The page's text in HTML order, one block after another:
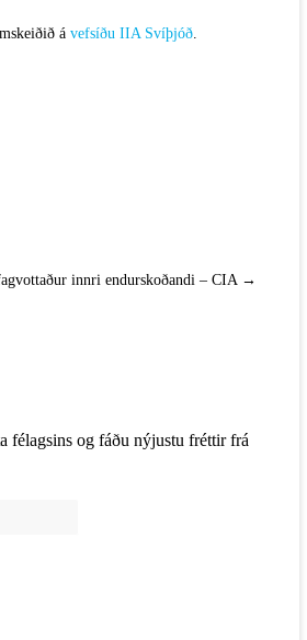
á vefsíðu IIA Svíþjóð.
innri endurskoðandi – CIA →
félagsins og fáðu nýjustu fréttir frá